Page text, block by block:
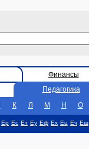
Финансы
Педагогика
К Л М Н О
Ер Ес Ет Еу Еф Ех Ец Еч Еш